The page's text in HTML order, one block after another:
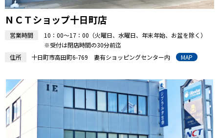
ＮＣＴショップ十日町店
営業時間
10：00～17：00（火曜日、水曜日、年末年始、お盆を除く）
※受付は閉店時間の30分前迄
住所
十日町市高田町6-769 妻有ショッピングセンター内 MAP